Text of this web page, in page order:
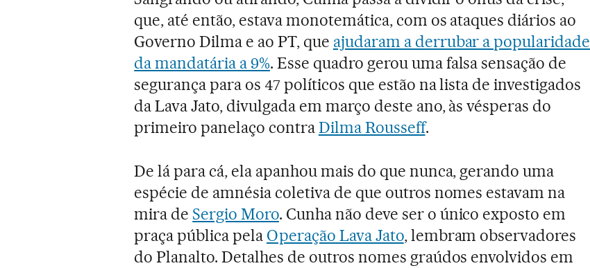
que, até então, estava monotemática, com os ataques diários ao
Governo Dilma e ao PT, que ajudaram a derrubar a popularidade
da mandatária a 9%. Esse quadro gerou uma falsa sensação de
segurança para os 47 políticos que estão na lista de investigados
da Lava Jato, divulgada em março deste ano, às vésperas do
primeiro panelaço contraDilma Rousseff.
De lá para cá, ela apanhou mais do que nunca, gerando uma
espécie de amnésia coletiva de que outros nomes estavam na
mira de Sergio Moro. Cunha não deve ser o único exposto em
praça pública pela Operação Lava Jato, lembram observadores
do Planalto. Detalhes de outros nomes graúdos envolvidos em